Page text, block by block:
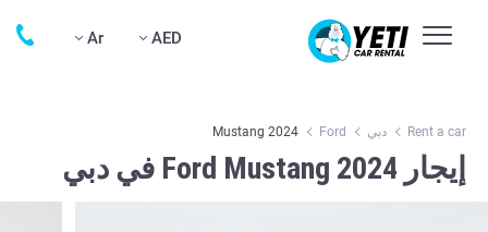
AED
Ar
Rent a car دبي Ford
Mustang 2024
إيجار Ford Mustang 2024 في دبي